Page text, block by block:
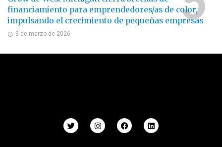
financiamiento para emprendedores/as de color,
impulsando el crecimiento de pequeñas empresas
3 de marzo de 2026